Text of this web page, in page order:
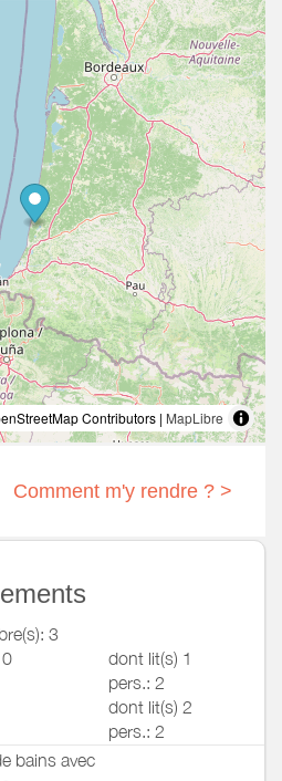
Contributors | MapLibre
Comment m'y rendre ? >
3
0
dont lit(s) 1
pers.: 2
dont lit(s) 2
pers.: 2
bains avec